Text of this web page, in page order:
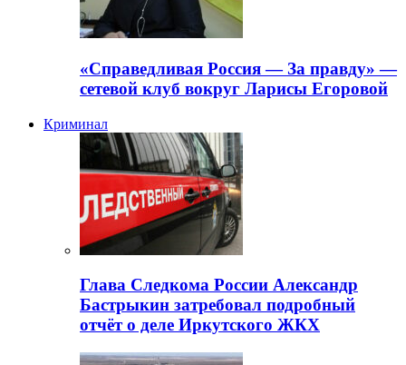
«Справедливая Россия — За правду» —
сетевой клуб вокруг Ларисы Егоровой
Криминал
Глава Следкома России Александр
Бастрыкин затребовал подробный
отчёт о деле Иркутского ЖКХ